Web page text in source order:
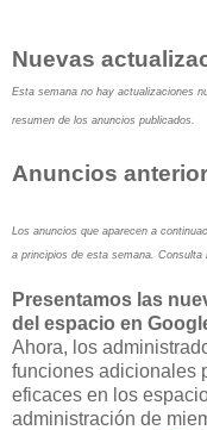
Nuevas
Esta semana no hay actualizaciones
resumen de los anuncios publicados.
Anuncios
Los anuncios que aparecen a
a principios de esta semana. Consulta
Presentamos las
del espacio en
Ahora, los
funciones adicionales
eficaces en los
administración de